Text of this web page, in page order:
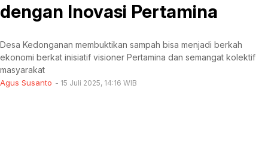
dengan Inovasi Pertamina
Desa Kedonganan membuktikan sampah bisa menjadi berkah
ekonomi berkat inisiatif visioner Pertamina dan semangat kolektif
masyarakat
Agus Susanto 15 Juli 2025, 14:16 WIB